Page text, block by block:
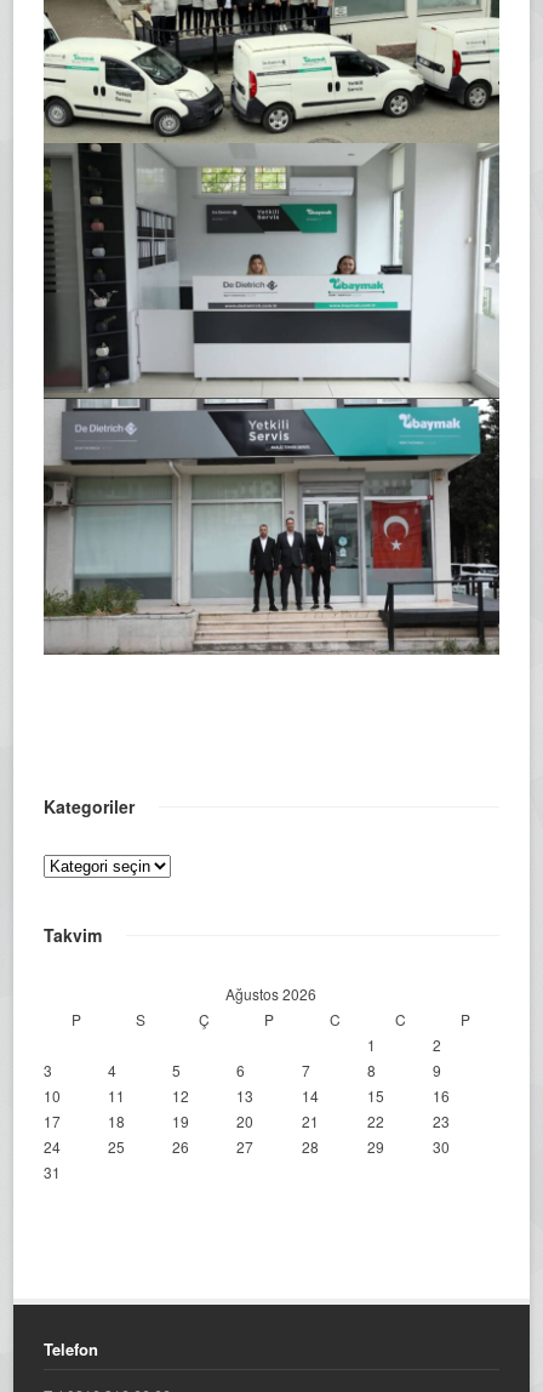
Kategoriler
Kategoriler
Takvim
Ağustos 2026
P
S Ç P C C
P
1
2
3
4 5 6 7 8
9
10
11 12 13 14 15
16
17
18 19 20 21 22
23
24
25 26 27 28 29
30
31
Telefon